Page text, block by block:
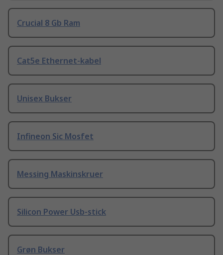
Crucial 8 Gb Ram
Cat5e Ethernet-kabel
Unisex Bukser
Infineon Sic Mosfet
Messing Maskinskruer
Silicon Power Usb-stick
Grøn Bukser